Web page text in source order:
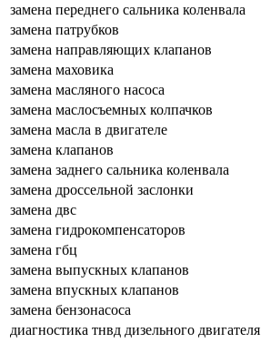
замена переднего сальника коленвала
замена патрубков
замена направляющих клапанов
замена маховика
замена масляного насоса
замена маслосъемных колпачков
замена масла в двигателе
замена клапанов
замена заднего сальника коленвала
замена дроссельной заслонки
замена двс
замена гидрокомпенсаторов
замена гбц
замена выпускных клапанов
замена впускных клапанов
замена бензонасоса
диагностика тнвд дизельного двигателя